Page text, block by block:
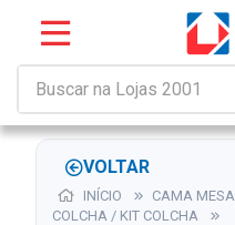
VOLTAR
INÍCIO
CAMA
COLCHA / KIT COLCHA